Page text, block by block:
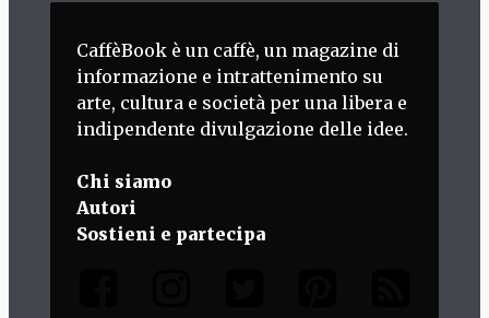
CaffèBook è un caffè, un magazine di
informazione e intrattenimento su
arte, cultura e società per una libera e
indipendente divulgazione delle idee.
Chi siamo
Autori
Sostieni e partecipa